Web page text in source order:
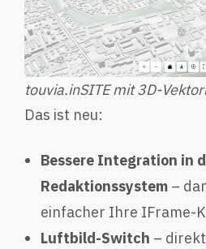
touvia.inSITE mit 3D-
Das ist neu:
Bessere Integration in
Redaktionssystem –
einfacher Ihre IFrame-
Luftbild-Switch –